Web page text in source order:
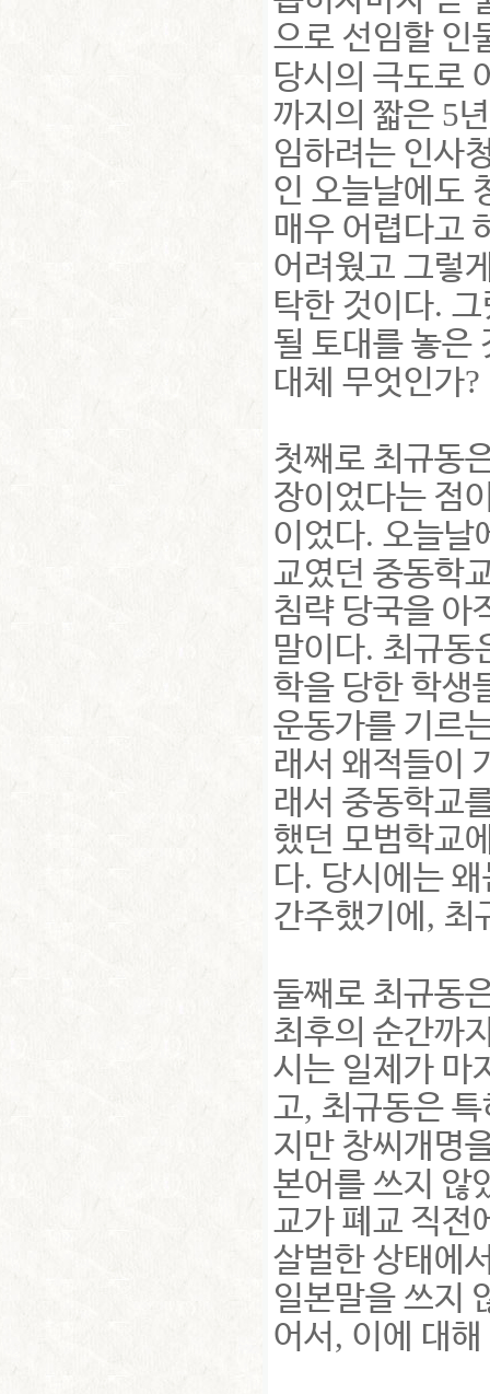
으로 선임할 인
당시의 극도로
까지의 짧은 5
임하려는 인사
인 오늘날에도
매우 어렵다고
어려웠고 그렇
탁한 것이다. 그
될 토대를 놓은
대체 무엇인가?
첫째로 최규동
장이었다는 점
이었다. 오늘날
교였던 중동학
침략 당국을 아
말이다. 최규동
학을 당한 학생
운동가를 기르
래서 왜적들이
래서 중동학교
했던 모범학교
다. 당시에는
간주했기에 , 최
둘째로 최규동
최후의 순간까
시는 일제가 마
고, 최규동은
지만 창씨개명
본어를 쓰지 않
교가 폐교 직전
살벌한 상태에
일본말을 쓰지
어서 , 이에 대